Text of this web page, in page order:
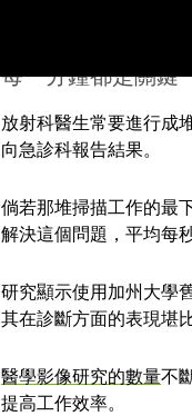
生只能以人工的方式進
每一分鐘都是關鍵
放射科醫生常要進行成
向急診科報告結果。
倘若那堆掃描工作的最
解決這個問題，平均每
研究顯示使用加州大學
其在診斷方面的表現堪
醫學影像研究的數量不
提高工作效率。